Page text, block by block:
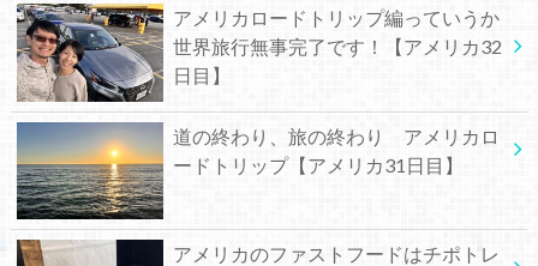
アメリカロードトリップ編っていうか
世界旅行無事完了です！【アメリカ32
日目】
道の終わり、旅の終わり アメリカロ
ードトリップ【アメリカ31日目】
アメリカのファストフードはチポトレ